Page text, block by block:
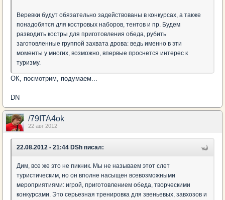
Веревки будут обязательно задействованы в конкурсах, а также
понадобятся для костровых наборов, тентов и пр. Будем
разводить костры для приготовления обеда, рубить
заготовленные группой захвата дрова: ведь именно в эти
моменты у многих, возможно, впервые проснется интерес к
туризму.
ОК, посмотрим, подумаем...
DN
/79ITA4ok
22 авг 2012
22.08.2012 - 21:44 DSh писал:
Дим, все же это не пикник. Мы не называем этот слет
туристическим, но он вполне насыщен всевозможными
мероприятиями: игрой, приготовлением обеда, творческими
конкурсами. Это серьезная тренировка для звеньевых, завхозов и